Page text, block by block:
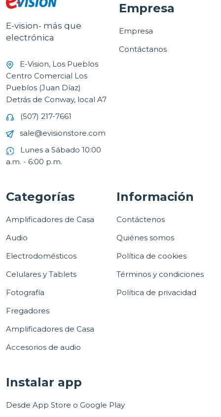
E-vision- más que
electrónica
E-Vision, Los Pueblos
Centro Comercial Los
Pueblos (Juan Díaz)
Detrás de Conway, local A7
(507) 217-7661
sale@evisionstore.com
Lunes a Sábado 10:00
a.m. - 6:00 p.m.
Empresa
Empresa
Contáctanos
Categorías
Amplificadores de Casa
Audio
Electrodomésticos
Celulares y Tablets
Fotografía
Fregadores
Amplificadores de Casa
Accesorios de audio
Información
Contáctenos
Quiénes somos
Política de cookies
Términos y condiciones
Política de privacidad
Instalar app
Desde App Store o Google Play